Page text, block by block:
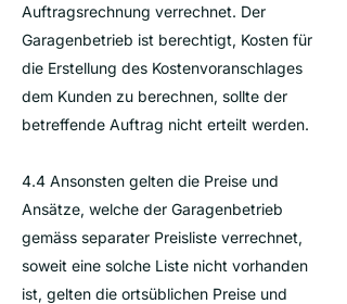
Auftragsrechnung verrechnet. Der
Garagenbetrieb ist berechtigt, Kosten für
die Erstellung des Kostenvoranschlages
dem Kunden zu berechnen, sollte der
betreffende Auftrag nicht erteilt werden.
4.4 Ansonsten gelten die Preise und
Ansätze, welche der Garagenbetrieb
gemäss separater Preisliste verrechnet,
soweit eine solche Liste nicht vorhanden
ist, gelten die ortsüblichen Preise und